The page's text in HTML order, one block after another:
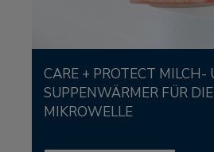
CARE + PROTECT MILCH- UND
SUPPENWÄRMER FÜR DIE
MIKROWELLE